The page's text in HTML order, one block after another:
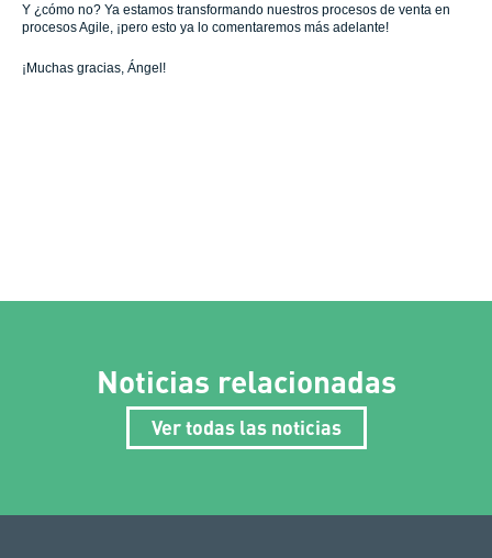
Y ¿cómo no? Ya estamos transformando nuestros procesos de venta en
procesos Agile, ¡pero esto ya lo comentaremos más adelante!
¡Muchas gracias, Ángel!
Noticias relacionadas
Ver todas las noticias